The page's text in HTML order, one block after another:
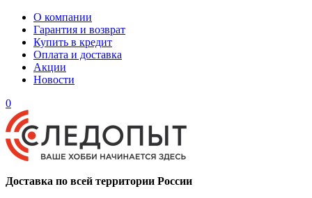
О компании
Гарантия и возврат
Купить в кредит
Оплата и доставка
Акции
Новости
0
Доставка по всей территории России